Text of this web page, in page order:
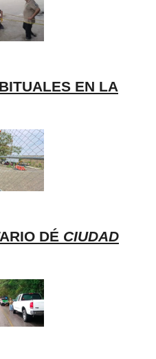
EN LA
DÉ CIUDAD